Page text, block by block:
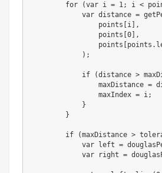
for (var i = 1; i <
var distance =
                points
i
,
                points
0
,
                points
points .
) ;
if (distance >
                maxDistance
=
                maxIndex
= i;
}
}
if (maxDistance >
var left =
var right =